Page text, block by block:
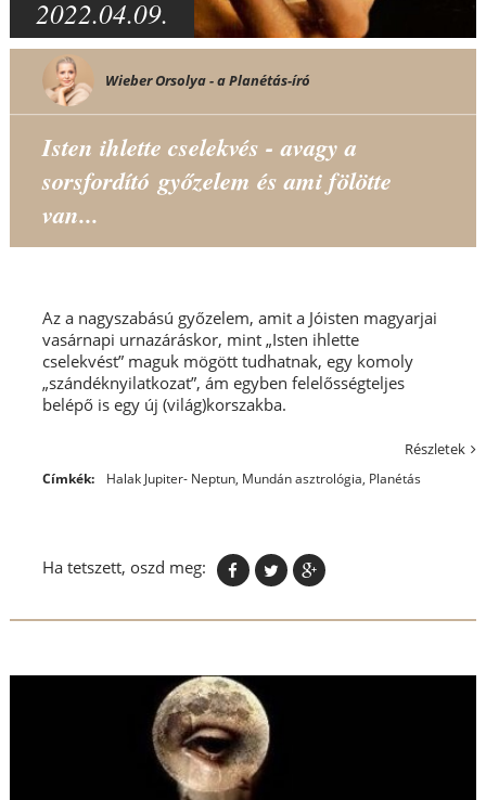
2022.04.09.
Wieber Orsolya - a Planétás-író
Isten ihlette cselekvés - avagy a
sorsfordító győzelem és ami fölötte
van...
Az a nagyszabású győzelem, amit a Jóisten magyarjai
vasárnapi urnazáráskor, mint „Isten ihlette
cselekvést” maguk mögött tudhatnak, egy komoly
„szándéknyilatkozat”, ám egyben felelősségteljes
belépő is egy új (világ)korszakba.
Részletek
Címkék: Halak Jupiter- Neptun, Mundán asztrológia, Planétás
Ha tetszett, oszd meg: